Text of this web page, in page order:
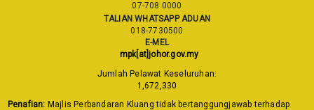
07-708 0000
TALIAN WHATSAPP ADUAN
018-7730500
E-MEL
mpk[at]johor.gov.my
Jumlah Pelawat Keseluruhan:
1,672,330
Penafian: Majlis Perbandaran Kluang tidak bertanggungjawab terhadap